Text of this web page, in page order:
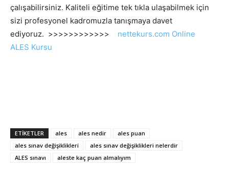
çalışabilirsiniz. Kaliteli eğitime tek tıkla ulaşabilmek için
sizi profesyonel kadromuzla tanışmaya davet
ediyoruz. >>>>>>>>>>>> nettekurs.com Online
ALES Kursu
ETIKETLER ales ales nedir
ales puan
ales sınav değişiklikleri
ales sınav değişiklikleri nelerdir
ALES sınavı
aleste kaç puan almalıyım